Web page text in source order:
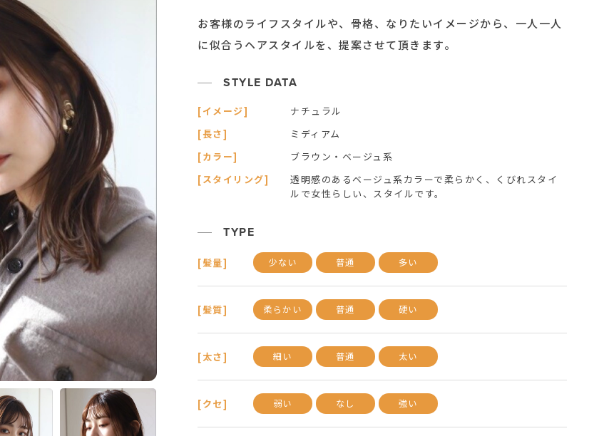
お客様のライフスタイルや、骨格、なりたいイメージから、一人一人
に似合うヘアスタイルを、提案させて頂きます。
STYLE DATA
[イメージ]
ナチュラル
[長さ]
ミディアム
[カラー]
ブラウン・ベージュ系
[スタイリング]
透明感のあるベージュ系カラーで柔らかく、くびれスタイ
ルで女性らしい、スタイルです。
TYPE
[髪量] 少ない 普通 多い
[髪質] 柔らかい 普通 硬い
[太さ] 細い 普通 太い
[クセ] 弱い なし 強い